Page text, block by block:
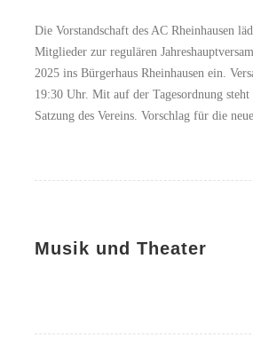
Die Vorstandschaft des AC Rheinhausen
Mitglieder zur regulären
2025 ins Bürgerhaus Rheinhausen ein.
19:30 Uhr. Mit auf der Tagesordnung steht
Satzung des Vereins. Vorschlag für die
Musik und Theater